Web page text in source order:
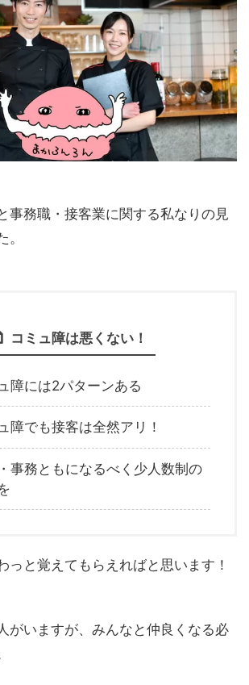
事務職・接客業に関する私なりの見
コミュ障は悪くない！
障には2パターンある
障でも接客は全然アリ！
事務ともになるべく少人数制の
っと覚えてもらえればと思います！
がいますが、みんなと仲良くなる必